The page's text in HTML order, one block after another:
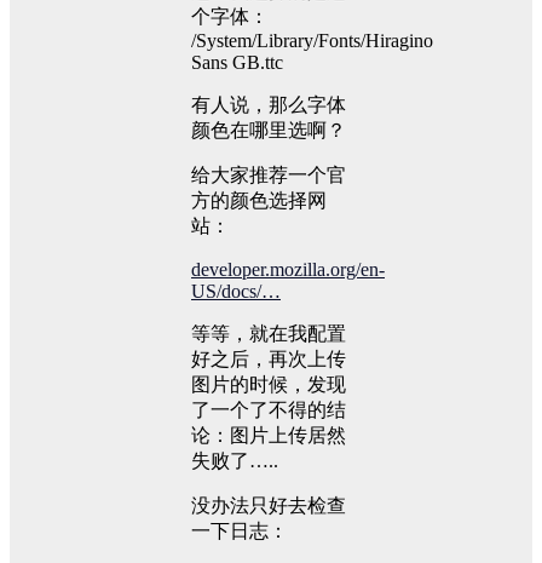
个字体：
/System/Library/Fonts/Hiragino
Sans GB.ttc
有人说，那么字体
颜色在哪里选啊？
给大家推荐一个官
方的颜色选择网
站：
developer.mozilla.org/en-
US/docs/…
等等，就在我配置
好之后，再次上传
图片的时候，发现
了一个了不得的结
论：图片上传居然
失败了…..
没办法只好去检查
一下日志：